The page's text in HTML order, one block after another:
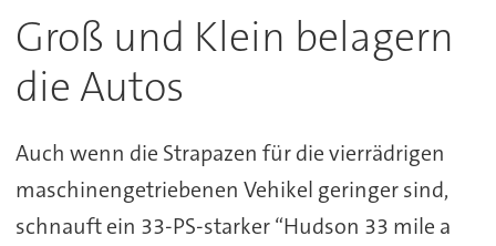
Groß und Klein belagern
die Autos
Auch wenn die Strapazen für die vierrädrigen
maschinengetriebenen Vehikel geringer sind,
schnauft ein 33-PS-starker “Hudson 33 mile a